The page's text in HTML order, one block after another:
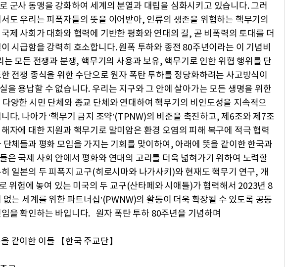
군사 동맹을 강화하여 세계의 분열과 대립을 심화시키고 있습니다. 그러
도 우리는 피폭자들의 뜻을 이어받아, 인류의 생존을 위협하는 핵무기의
제 사회가 대화와 협력에 기반한 평화와 연대의 길, 곧 비폭력의 토대를 더
시급함을 강력히 호소합니다. 원폭 투하와 종전 80주년이라는 이 기념비
는 모든 전쟁과 분쟁, 핵무기의 사용과 보유, 핵무기로 인한 위협 행위를 단
전쟁 종식을 위한 수단으로 원자 폭탄 투하를 정당화하려는 사고방식이
을 용납할 수 없습니다. 우리는 지구와 그 안에 살아가는 모든 생명을 위한
양한 시민 단체와 종교 단체와 연대하여 핵무기의 비인도성을 지속적으
다. 나아가 ‘핵무기 금지 조약’(TPNW)의 비준을 촉진하고, 제6조와 제7조
자에 대한 지원과 핵무기로 말미암은 환경 오염의 피해 복구에 적극 협력
단체들과 평화 모임을 가지는 기회를 맞이하여, 아래에 뜻을 같이한 한국과
은 국제 사회 안에서 평화와 연대의 고리를 더욱 넓혀가기 위하여 노력할
일본의 두 피폭지 교구(히로시마와 나가사키)와 현재도 핵무기 연구, 개
위험에 놓여 있는 미국의 두 교구(산타페와 시애틀)가 협력해서 2023년 8
없는 세계를 위한 파트너십’(PWNW)의 활동이 더욱 확장될 수 있도록 공동
을 확인하는 바입니다. 원자 폭탄 투하 80주년을 기념하며
같이한 이들 【한국 주교단】